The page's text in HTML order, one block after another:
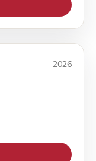
2026